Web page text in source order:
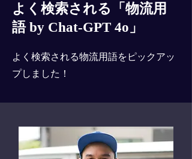
よく検索される「物流用
語 by Chat-GPT 4o」
よく検索される物流用語をピックアッ
プしました！